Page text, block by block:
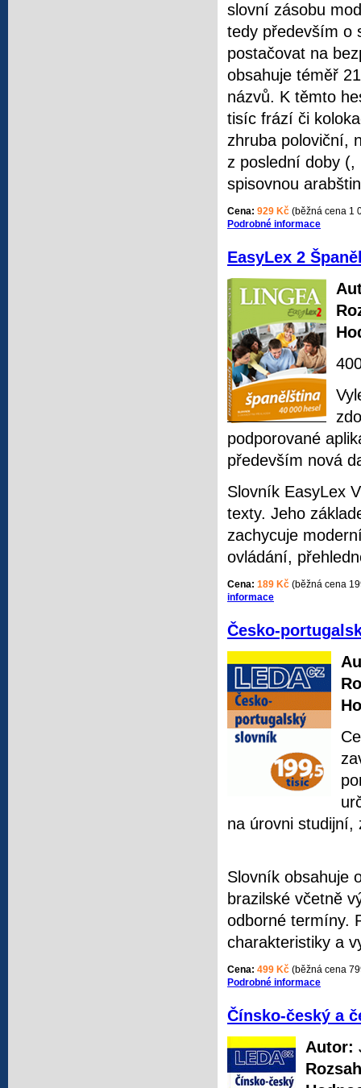
slovní zásobu
tedy především o
postačovat na
obsahuje téměř
názvů. K těmto
tisíc frází či
zhruba poloviční,
z poslední doby
spisovnou
Cena: 929 Kč (běžná cena 1
Podrobné informace
EasyLex 2
podporované
především nová
Slovník EasyLex
texty. Jeho
zachycuje
ovládání,
Cena: 189 Kč (běžná cena
informace
Česko-
na úrovni studijní,
Slovník obsahuje
brazilské včetně
odborné termíny.
charakteristiky a
Cena: 499 Kč (běžná cena
Podrobné informace
Čínsko-český a
Autor: